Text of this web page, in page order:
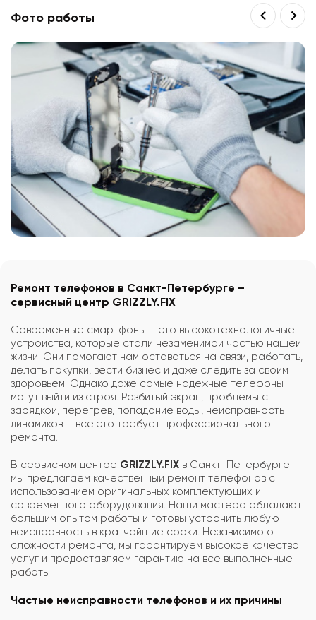
Фото работы
Ремонт телефонов в Санкт-Петербурге –
сервисный центр GRIZZLY.FIX
Современные смартфоны – это высокотехнологичные
устройства, которые стали незаменимой частью нашей
жизни. Они помогают нам оставаться на связи, работать,
делать покупки, вести бизнес и даже следить за своим
здоровьем. Однако даже самые надежные телефоны
могут выйти из строя. Разбитый экран, проблемы с
зарядкой, перегрев, попадание воды, неисправность
динамиков – все это требует профессионального
ремонта.
В сервисном центре GRIZZLY.FIX в Санкт-Петербурге
мы предлагаем качественный ремонт телефонов с
использованием оригинальных комплектующих и
современного оборудования. Наши мастера обладают
большим опытом работы и готовы устранить любую
неисправность в кратчайшие сроки. Независимо от
сложности ремонта, мы гарантируем высокое качество
услуг и предоставляем гарантию на все выполненные
работы.
Частые неисправности телефонов и их причины